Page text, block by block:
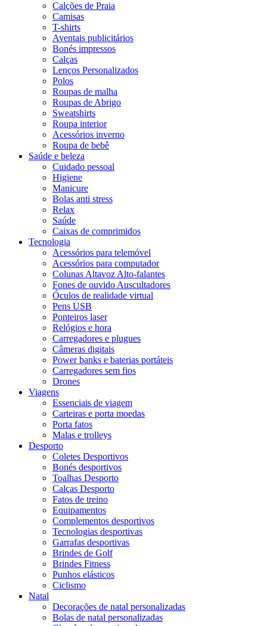
Calções de Praia
Camisas
T-shirts
Aventais publicitários
Bonés impressos
Calças
Lenços Personalizados
Polos
Roupas de malha
Roupas de Abrigo
Sweatshirts
Roupa interior
Acessórios inverno
Roupa de bebê
Saúde e beleza
Cuidado pessoal
Higiene
Manicure
Bolas anti stress
Relax
Saúde
Caixas de comprimidos
Tecnologia
Acessórios para telemóvel
Acessórios para computador
Colunas Altavoz Alto-falantes
Fones de ouvido Auscultadores
Óculos de realidade virtual
Pens USB
Ponteiros laser
Relógios e hora
Carregadores e plugues
Câmeras digitais
Power banks e baterias portáteis
Carregadores sem fios
Drones
Viagens
Essenciais de viagem
Carteiras e porta moedas
Porta fatos
Malas e trolleys
Desporto
Coletes Desportivos
Bonés desportivos
Toalhas Desporto
Calças Desporto
Fatos de treino
Equipamentos
Complementos desportivos
Tecnologias desportivas
Garrafas desportivas
Brindes de Golf
Brindes Fitness
Punhos elásticos
Ciclismo
Natal
Decorações de natal personalizadas
Bolas de natal personalizadas